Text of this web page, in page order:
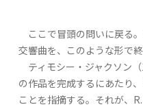
ここで冒頭の問いに戻る
交響曲を、このような形で終
ティモシー・ジャクソン
の作品を完成するにあたり
ことを指摘する。それが、